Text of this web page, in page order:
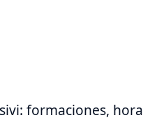
formaciones, hora